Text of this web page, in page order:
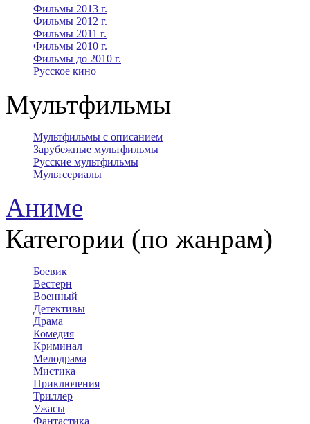
Фильмы 2013 г.
Фильмы 2012 г.
Фильмы 2011 г.
Фильмы 2010 г.
Фильмы до 2010 г.
Русское кино
Мультфильмы
Мультфильмы с описанием
Зарубежные мультфильмы
Русские мультфильмы
Мультсериалы
Аниме
Категории (по жанрам)
Боевик
Вестерн
Военный
Детективы
Драма
Комедия
Криминал
Мелодрама
Мистика
Приключения
Триллер
Ужасы
Фантастика